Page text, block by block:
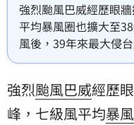
強烈颱風巴威經歷眼
平均暴風圈也擴大至
風後，39年來最大侵
颱。有氣象粉專表示
估全台都會七級籠罩
在十級風之中。（記
強烈颱風巴威經歷
峰，七級風平均暴